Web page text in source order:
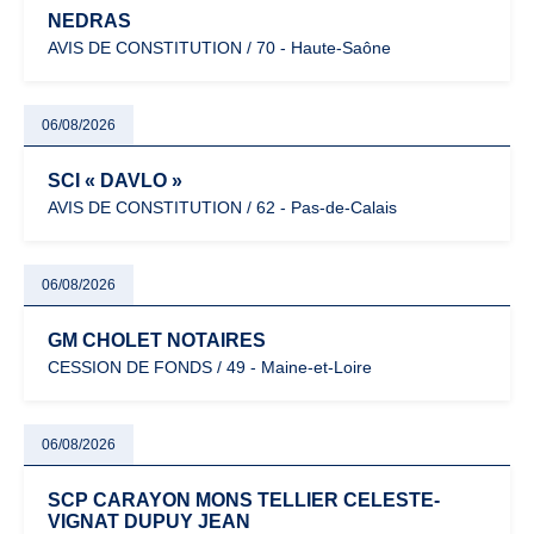
NEDRAS
AVIS DE CONSTITUTION / 70 - Haute-Saône
06/08/2026
SCI « DAVLO »
AVIS DE CONSTITUTION / 62 - Pas-de-Calais
06/08/2026
GM CHOLET NOTAIRES
CESSION DE FONDS / 49 - Maine-et-Loire
06/08/2026
SCP CARAYON MONS TELLIER CELESTE-
VIGNAT DUPUY JEAN